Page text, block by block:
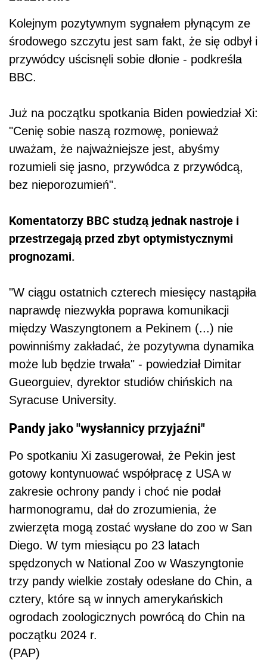
Kolejnym pozytywnym sygnałem płynącym ze
środowego szczytu jest sam fakt, że się odbył i
przywódcy uścisnęli sobie dłonie - podkreśla
BBC.
Już na początku spotkania Biden powiedział Xi:
"Cenię sobie naszą rozmowę, ponieważ
uważam, że najważniejsze jest, abyśmy
rozumieli się jasno, przywódca z przywódcą,
bez nieporozumień".
Komentatorzy BBC studzą jednak nastroje i
przestrzegają przed zbyt optymistycznymi
prognozami.
"W ciągu ostatnich czterech miesięcy nastąpiła
naprawdę niezwykła poprawa komunikacji
między Waszyngtonem a Pekinem (...) nie
powinniśmy zakładać, że pozytywna dynamika
może lub będzie trwała" - powiedział Dimitar
Gueorguiev, dyrektor studiów chińskich na
Syracuse University.
Pandy jako "wysłannicy przyjaźni"
Po spotkaniu Xi zasugerował, że Pekin jest
gotowy kontynuować współpracę z USA w
zakresie ochrony pandy i choć nie podał
harmonogramu, dał do zrozumienia, że
zwierzęta mogą zostać wysłane do zoo w San
Diego. W tym miesiącu po 23 latach
spędzonych w National Zoo w Waszyngtonie
trzy pandy wielkie zostały odesłane do Chin, a
cztery, które są w innych amerykańskich
ogrodach zoologicznych powrócą do Chin na
początku 2024 r.
(PAP)